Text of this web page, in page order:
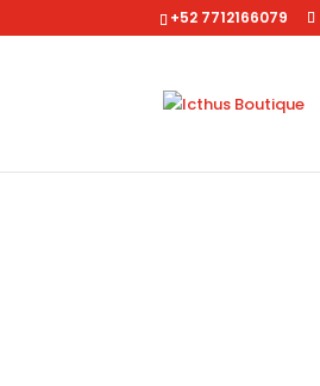
+52 7712166079